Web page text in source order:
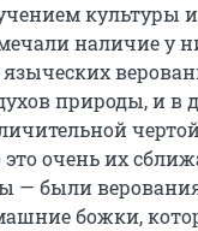
культуры
наличие у
природы, и в
очень их
— были
божки,